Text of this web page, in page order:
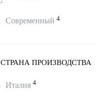
Современный 4
СТРАНА ПРОИЗВОДСТВА
Италия 4